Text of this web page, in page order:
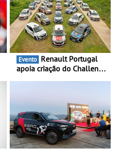
Evento
apoia criação do Challenge
continua em 2026